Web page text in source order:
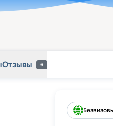
Отзывы 6